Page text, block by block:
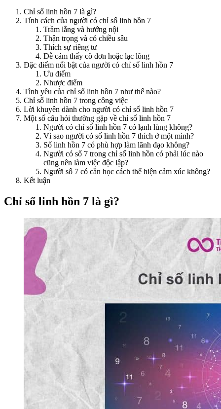
Chỉ số linh hồn 7 là gì?
Tính cách của người có chỉ số linh hồn 7
Trầm lắng và hướng nội
Thận trọng và có chiều sâu
Thích sự riêng tư
Dễ cảm thấy cô đơn hoặc lạc lõng
Đặc điểm nổi bật của người có chỉ số linh hồn 7
Ưu điểm
Nhược điểm
Tình yêu của chỉ số linh hồn 7 như thế nào?
Chỉ số linh hồn 7 trong công việc
Lời khuyên dành cho người có chỉ số linh hồn 7
Một số câu hỏi thường gặp về chỉ số linh hồn 7
Người có chỉ số linh hồn 7 có lạnh lùng không?
Vì sao người có số linh hồn 7 thích ở một mình?
Số linh hồn 7 có phù hợp làm lãnh đạo không?
Người có số 7 trong chỉ số linh hồn có phải lúc nào
cũng nên làm việc độc lập?
Người số 7 có cần học cách thể hiện cảm xúc không?
Kết luận
Chỉ số linh hồn 7 là gì?